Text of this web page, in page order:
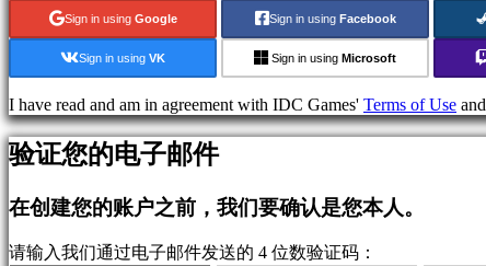
戏
运
动
会
射
击
游
Racing
games
games
Sign in using Google Sign in using Facebook
Sign in using VK Sign in using Microsoft
I have read and am in agreement with IDC Games' Terms of Use and
验证您的电子邮件
在创建您的账户之前，我们要确认是您本人。
请输入我们通过电子邮件发送的 4 位数验证码：